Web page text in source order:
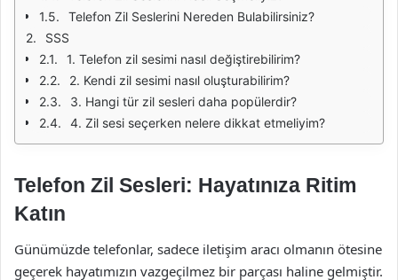
Telefon Zil Seslerini Nereden Bulabilirsiniz?
SSS
1. Telefon zil sesimi nasıl değiştirebilirim?
2. Kendi zil sesimi nasıl oluşturabilirim?
3. Hangi tür zil sesleri daha popülerdir?
4. Zil sesi seçerken nelere dikkat etmeliyim?
Telefon Zil Sesleri: Hayatınıza Ritim
Katın
Günümüzde telefonlar, sadece iletişim aracı olmanın ötesine
geçerek hayatımızın vazgeçilmez bir parçası haline gelmiştir.